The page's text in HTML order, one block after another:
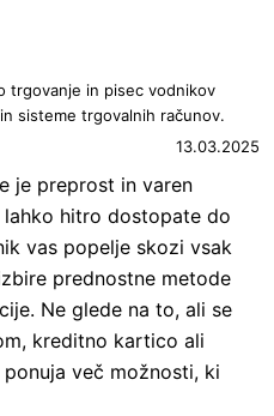
trgovanje in pisec vodnikov
sisteme trgovalnih računov.
13.03.2025
je preprost in varen
hitro dostopate do
vas popelje skozi vsak
prednostne metode
Ne glede na to, ali se
kreditno kartico ali
več možnosti, ki